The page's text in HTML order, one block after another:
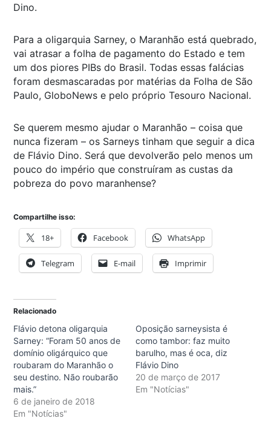
Dino.
Para a oligarquia Sarney, o Maranhão está quebrado,
vai atrasar a folha de pagamento do Estado e tem
um dos piores PIBs do Brasil. Todas essas falácias
foram desmascaradas por matérias da Folha de São
Paulo, GloboNews e pelo próprio Tesouro Nacional.
Se querem mesmo ajudar o Maranhão – coisa que
nunca fizeram – os Sarneys tinham que seguir a dica
de Flávio Dino. Será que devolverão pelo menos um
pouco do império que construíram as custas da
pobreza do povo maranhense?
Compartilhe isso:
18+ Facebook WhatsApp
Telegram E-mail Imprimir
Relacionado
Flávio detona oligarquia
Sarney: “Foram 50 anos de
domínio oligárquico que
roubaram do Maranhão o
seu destino. Não roubarão
mais.”
6 de janeiro de 2018
Em "Notícias"
Oposição sarneysista é
como tambor: faz muito
barulho, mas é oca, diz
Flávio Dino
20 de março de 2017
Em "Notícias"